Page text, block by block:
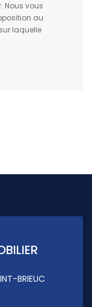
Nous vous
au
laquelle
BRIEUC